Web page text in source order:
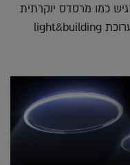
כמו מרסדס יוקרתית
במיוחד. הפרויקט הושק לראשונה בתערוכת light&building